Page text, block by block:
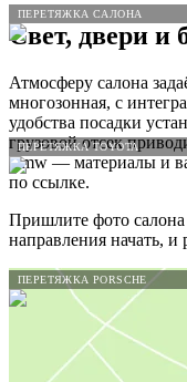
ПЕРЕТЯЖКА САЛОНА
ПЕРЕТЯЖКА TOYOTA
ПЕРЕТЯЖКА PORSCHE
Свет, двери и
Атмосферу салона
многозонная, с
удобства посадки
грузовой отсек
Bmw — материалы и
по ссылке.
Пришлите фото
направления начать, и